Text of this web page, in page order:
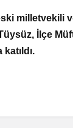
milletvekili
İlçe